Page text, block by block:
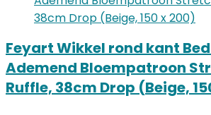
Feyart Wikkel rond kant
Ademend Bloempatroon
Ruffle, 38cm Drop (Beige,